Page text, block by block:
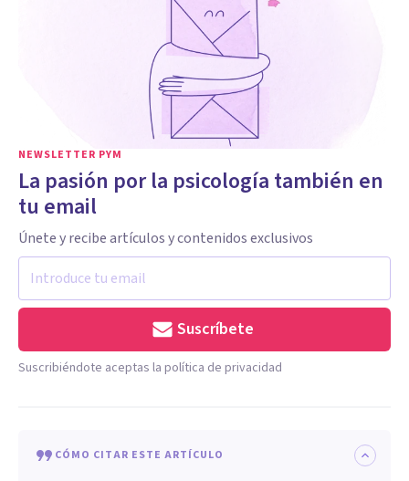
NEWSLETTER PYM
La pasión por la psicología también en
tu email
Únete y recibe artículos y contenidos exclusivos
Suscríbete
Suscribiéndote aceptas la política de privacidad
CÓMO CITAR ESTE ARTÍCULO